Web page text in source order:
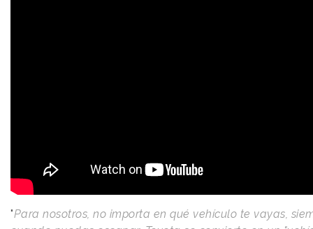
"Para nosotros, no importa en qué vehículo te vayas,